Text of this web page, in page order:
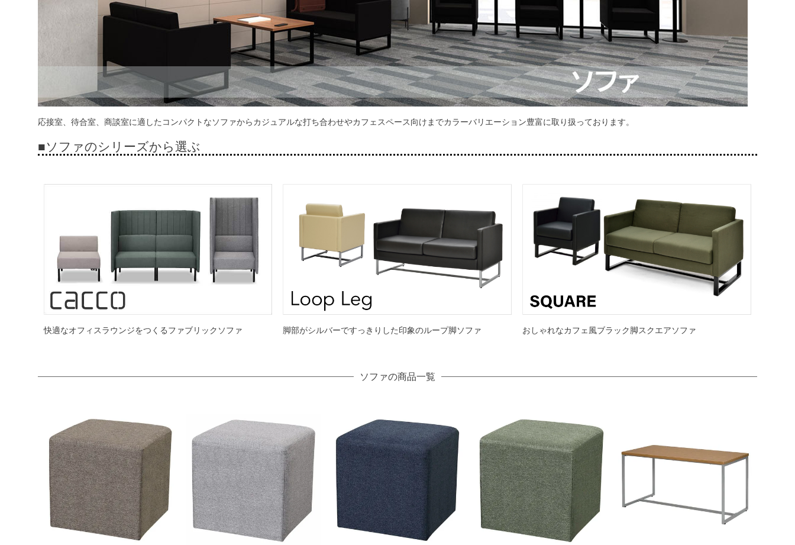
応接室、待合室、商談室に適したコンパクトなソファからカジュアルな打ち合わせやカフェスペース向けまでカラーバリエーション豊富に取り扱っております。
■ソファのシリーズから選ぶ
快適なオフィスラウンジをつくるファブリックソファ 脚部がシルバーですっきりした印象のループ脚ソファ おしゃれなカフェ風ブラック脚スクエアソファ
ソファの商品一覧